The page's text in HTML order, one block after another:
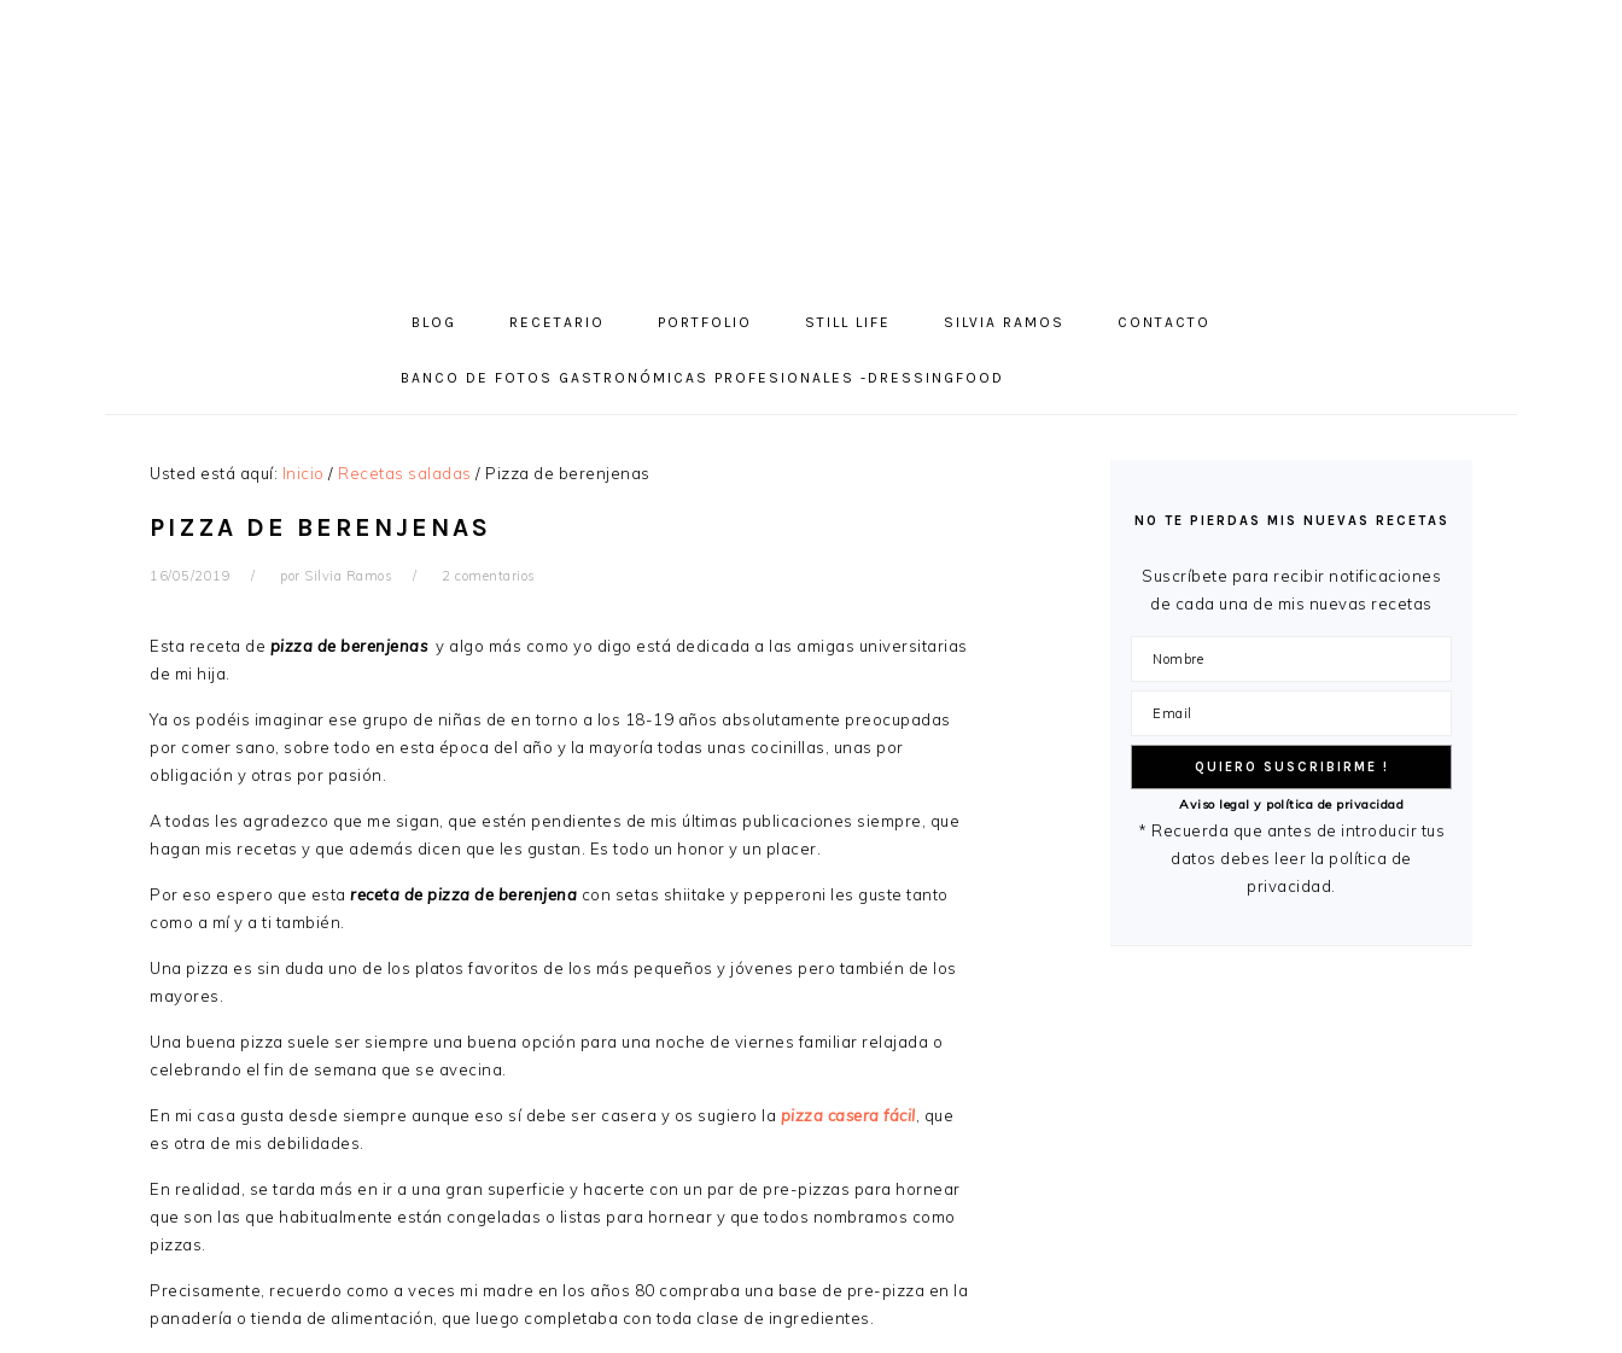
BLOG RECETARIO PORTFOLIO STILL LIFE SILVIA RAMOS CONTACTO
BANCO DE FOTOS GASTRONÓMICAS PROFESIONALES -DRESSINGFOOD
Usted está aquí: Inicio / Recetas saladas / Pizza de berenjenas
PIZZA DE BERENJENAS
16/05/2019 por Silvia Ramos 2 comentarios
Esta receta de pizza de berenjenas y algo más como yo digo está dedicada a las amigas universitarias
de mi hija.
Ya os podéis imaginar ese grupo de niñas de en torno a los 18-19 años absolutamente preocupadas
por comer sano, sobre todo en esta época del año y la mayoría todas unas cocinillas, unas por
obligación y otras por pasión.
A todas les agradezco que me sigan, que estén pendientes de mis últimas publicaciones siempre, que
hagan mis recetas y que además dicen que les gustan. Es todo un honor y un placer.
Por eso espero que esta receta de pizza de berenjena con setas shiitake y pepperoni les guste tanto
como a mí y a ti también.
Una pizza es sin duda uno de los platos favoritos de los más pequeños y jóvenes pero también de los
mayores.
Una buena pizza suele ser siempre una buena opción para una noche de viernes familiar relajada o
celebrando el fin de semana que se avecina.
En mi casa gusta desde siempre aunque eso sí debe ser casera y os sugiero la pizza casera fácil , que
es otra de mis debilidades.
En realidad, se tarda más en ir a una gran superficie y hacerte con un par de pre-pizzas para hornear
que son las que habitualmente están congeladas o listas para hornear y que todos nombramos como
pizzas.
Precisamente, recuerdo como a veces mi madre en los años 80 compraba una base de pre-pizza en la
panadería o tienda de alimentación, que luego completaba con toda clase de ingredientes.
PRINCIPAL
NO TE PIERDAS MIS NUEVAS RECETAS
Suscríbete para recibir notificaciones
de cada una de mis nuevas recetas
Aviso legal y política de privacidad
* Recuerda que antes de introducir tus
datos debes leer la política de
privacidad.